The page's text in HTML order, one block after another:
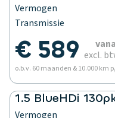
Vermogen
Transmissie
€ 589 excl.
o.b.v. 60 maanden & 10.000 km
1.5 BlueHDi
Vermogen